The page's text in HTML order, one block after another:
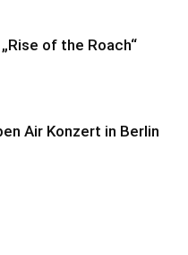
of the Roach“
Air Konzert in Berlin